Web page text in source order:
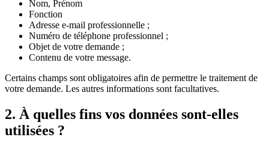
Nom, Prénom
Fonction
Adresse e-mail professionnelle ;
Numéro de téléphone professionnel ;
Objet de votre demande ;
Contenu de votre message.
Certains champs sont obligatoires afin de permettre le traitement de
votre demande. Les autres informations sont facultatives.
2. À quelles fins vos données sont-elles
utilisées ?